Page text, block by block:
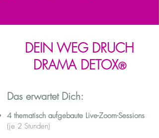
DEIN WEG DRUCH
DRAMA DETOX®
Das erwartet Dich:
4 thematisch aufgebaute Live-Zoom-Sessions
(je 2 Stunden)